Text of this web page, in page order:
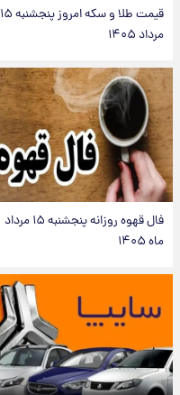
قیمت طلا و سکه امروز پنجشنبه ۱۵
مرداد ۱۴۰۵
فال قهوه روزانه پنجشنبه ۱۵ مرداد
ماه ۱۴۰۵